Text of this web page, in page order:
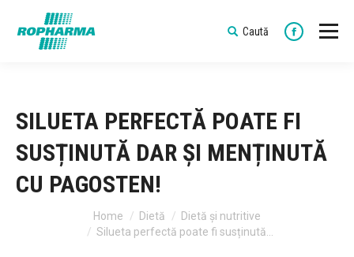
Search:
Caută
Facebook
SILUETA PERFECTĂ POATE FI
SUSȚINUTĂ DAR ȘI MENȚINUTĂ
CU PAGOSTEN!
You are here:Home Dietă
Dietă și nutritive
Silueta perfectă poate fi susținută…